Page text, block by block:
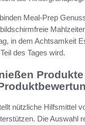
Meal-Prep
in dem Achtsamkeit
des Tages wird.
nützliche Hilfsmittel
Die Auswahl